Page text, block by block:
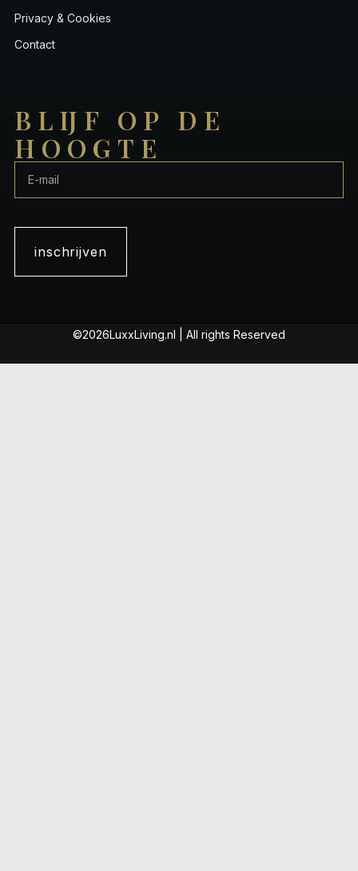
Privacy & Cookies
Contact
BLIJF OP DE
HOOGTE
inschrijven
©2026LuxxLiving.nl | All rights Reserved